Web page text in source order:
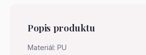
Popis produktu
Materiál: PU